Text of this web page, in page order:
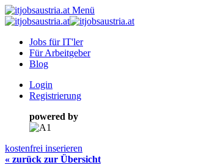
Menü
Jobs für IT'ler
Für Arbeitgeber
Blog
Login
Registrierung
powered by
kostenfrei inserieren
« zurück zur Übersicht